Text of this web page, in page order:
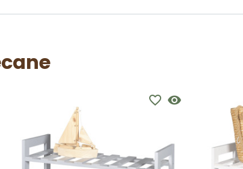
visibility
favorite_border